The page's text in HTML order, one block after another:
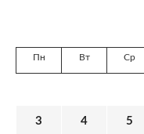
Пн Вт Ср
3 4 5